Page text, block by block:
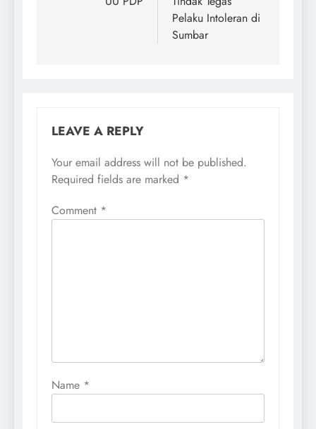
Pelaku Intoleran di
Sumbar
LEAVE A REPLY
Your email address will not be published.
Required fields are marked *
Comment *
Name *